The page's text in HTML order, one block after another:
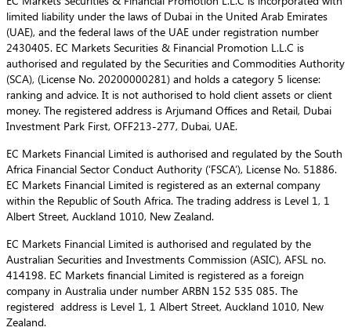
limited liability under the laws of Dubai in the United Arab Emirates
(UAE), and the federal laws of the UAE under registration number
2430405. EC Markets Securities & Financial Promotion L.L.C is
authorised and regulated by the Securities and Commodities Authority
(SCA), (License No. 20200000281) and holds a category 5 license:
ranking and advice. It is not authorised to hold client assets or client
money. The registered address is Arjumand Offices and Retail, Dubai
Investment Park First, OFF213-277, Dubai, UAE.
EC Markets Financial Limited is authorised and regulated by the South
Africa Financial Sector Conduct Authority (‘FSCA’), License No. 51886.
EC Markets Financial Limited is registered as an external company
within the Republic of South Africa. The trading address is Level 1, 1
Albert Street, Auckland 1010, New Zealand.
EC Markets Financial Limited is authorised and regulated by the
Australian Securities and Investments Commission (ASIC), AFSL no.
414198. EC Markets financial Limited is registered as a foreign
company in Australia under number ARBN 152 535 085. The
registered address is Level 1, 1 Albert Street, Auckland 1010, New
Zealand.